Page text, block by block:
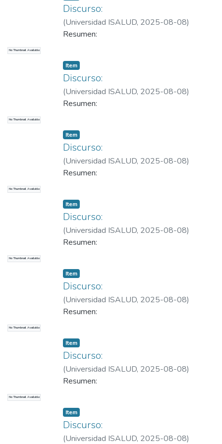
No Thumbnail Available
Discurso:
(Universidad ISALUD, 2025-08-08)
González García, Ginés
Resumen:
No Thumbnail Available
Item
Discurso:
(Universidad ISALUD, 2025-08-08)
González García, Ginés
Resumen:
No Thumbnail Available
Item
Discurso:
(Universidad ISALUD, 2025-08-08)
González García, Ginés
Resumen:
No Thumbnail Available
Item
Discurso:
(Universidad ISALUD, 2025-08-08)
González García, Ginés
Resumen:
No Thumbnail Available
Item
Discurso:
(Universidad ISALUD, 2025-08-08)
González García, Ginés
Resumen:
No Thumbnail Available
Item
Discurso:
(Universidad ISALUD, 2025-08-08)
González García, Ginés
Resumen:
Item
Discurso:
(Universidad ISALUD, 2025-08-08)